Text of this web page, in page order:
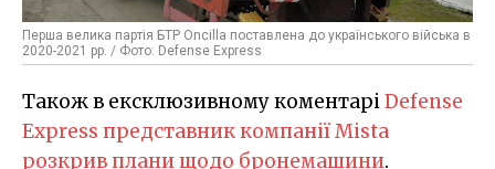
Перша велика партія БТР Oncilla поставлена до українського війська в
2020-2021 рр. / Фото: Defense Express
Також в ексклюзивному коментаріDefense
Express представник компанії Mista
розкрив плани щодо бронемашини.